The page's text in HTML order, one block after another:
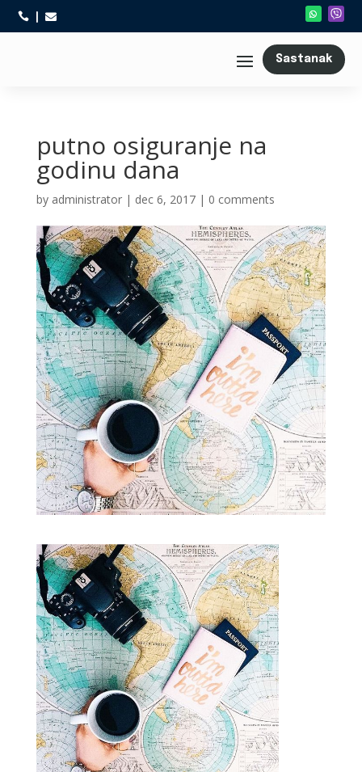
 
Sastanak
putno osiguranje na
godinu dana
by administrator| dec 6, 2017| 0 comments